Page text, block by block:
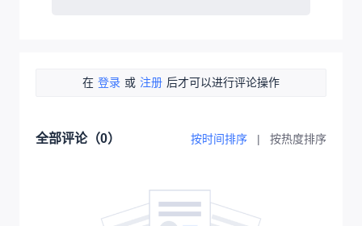
在 登录 或 注册 后才可以进行评论操作
全部评论（0） 按时间排序 | 按热度排序